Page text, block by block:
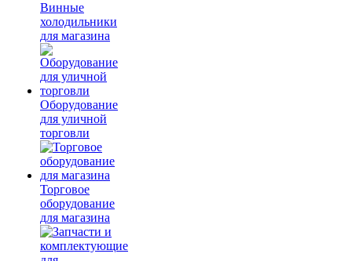
Винные
холодильники
для магазина
Оборудование
для уличной
торговли
Торговое
оборудование
для магазина